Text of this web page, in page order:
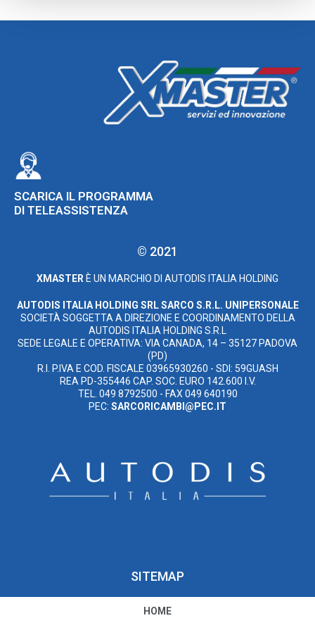
SCARICA IL PROGRAMMA
DI TELEASSISTENZA
© 2021
XMASTER È UN MARCHIO DI AUTODIS ITALIA HOLDING
AUTODIS ITALIA HOLDING SRL SARCO S.R.L. UNIPERSONALE
SOCIETÀ SOGGETTA A DIREZIONE E COORDINAMENTO DELLA
AUTODIS ITALIA HOLDING S.R.L
SEDE LEGALE E OPERATIVA: VIA CANADA, 14 – 35127 PADOVA
(PD)
R.I. P.IVA E COD. FISCALE 03965930260 - SDI: 59GUASH
REA PD-355446 CAP. SOC. EURO 142.600 I.V.
TEL. 049 8792500 - FAX 049 640190
PEC: SARCORICAMBI@PEC.IT
SITEMAP
HOME
PRIVACY E COOKIE POLICY